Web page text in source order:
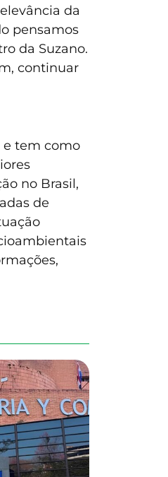
da
pensamos
da Suzano.
continuar
e tem como
no Brasil,
de